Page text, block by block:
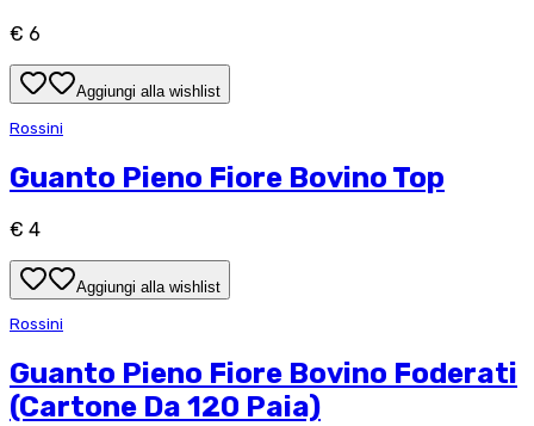
€ 6
Aggiungi alla wishlist
Rossini
Guanto Pieno Fiore Bovino Top
€ 4
Aggiungi alla wishlist
Rossini
Guanto Pieno Fiore Bovino Foderati
(Cartone Da 120 Paia)